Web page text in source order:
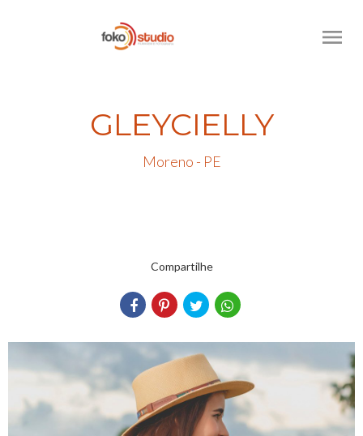
menu
GLEYCIELLY
Moreno - PE
Compartilhe